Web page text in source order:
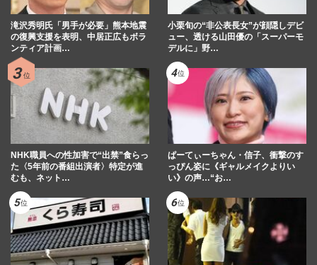
滝沢秀明氏「男手が必要」熊本地震
の復興支援を表明、中居正広もボラ
ンティア計画…
小栗旬の“非公表長女”が顔隠しデビ
ュー、透ける山田優の「スーパーモ
デルに」野…
NHK職員への性加害で“出禁”食らっ
た〈5年前の番組出演者〉特定が進
むも、ネット…
ぱーてぃーちゃん・信子、衝撃のす
っぴん姿に《ギャルメイクよりい
い》の声…“お…